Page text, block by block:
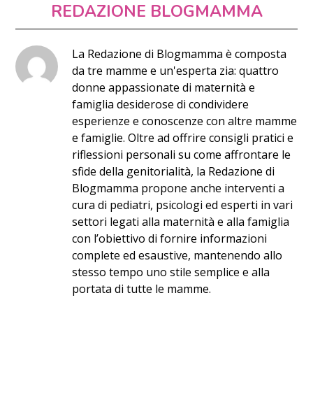
REDAZIONE BLOGMAMMA
La Redazione di Blogmamma è composta
da tre mamme e un'esperta zia: quattro
donne appassionate di maternità e
famiglia desiderose di condividere
esperienze e conoscenze con altre mamme
e famiglie. Oltre ad offrire consigli pratici e
riflessioni personali su come affrontare le
sfide della genitorialità, la Redazione di
Blogmamma propone anche interventi a
cura di pediatri, psicologi ed esperti in vari
settori legati alla maternità e alla famiglia
con l’obiettivo di fornire informazioni
complete ed esaustive, mantenendo allo
stesso tempo uno stile semplice e alla
portata di tutte le mamme.